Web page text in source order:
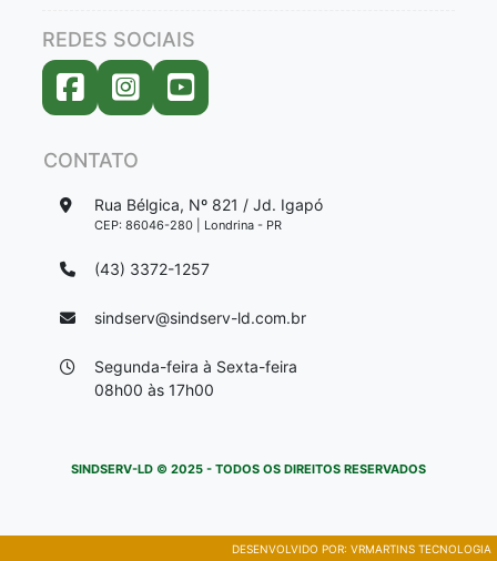
REDES SOCIAIS
CONTATO
Rua Bélgica, Nº 821 / Jd. Igapó
CEP: 86046-280 | Londrina - PR
(43) 3372-1257
sindserv@sindserv-ld.com.br
Segunda-feira à Sexta-feira
08h00 às 17h00
SINDSERV-LD © 2025 - TODOS OS DIREITOS RESERVADOS
DESENVOLVIDO POR: VRMARTINS TECNOLOGIA